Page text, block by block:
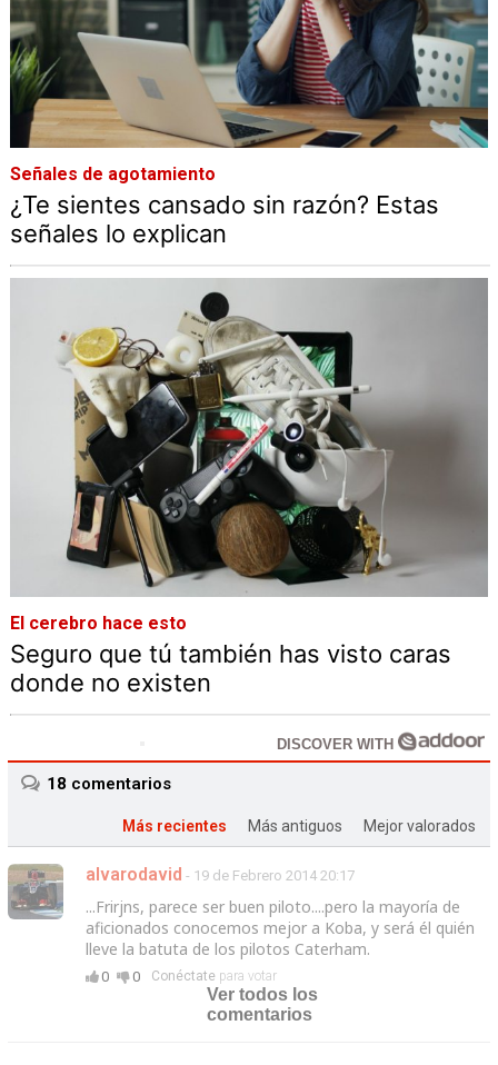
Señales de agotamiento
¿Te sientes cansado sin razón? Estas
señales lo explican
El cerebro hace esto
Seguro que tú también has visto caras
donde no existen
DISCOVER WITH
18 comentarios
Más recientes Más antiguos Mejor valorados
alvarodavid - 19 de Febrero 2014 20:17
...Frirjns, parece ser buen piloto....pero la mayoría de
aficionados conocemos mejor a Koba, y será él quién
lleve la batuta de los pilotos Caterham.
0 0 Conéctatepara votar
Ver todos los
comentarios